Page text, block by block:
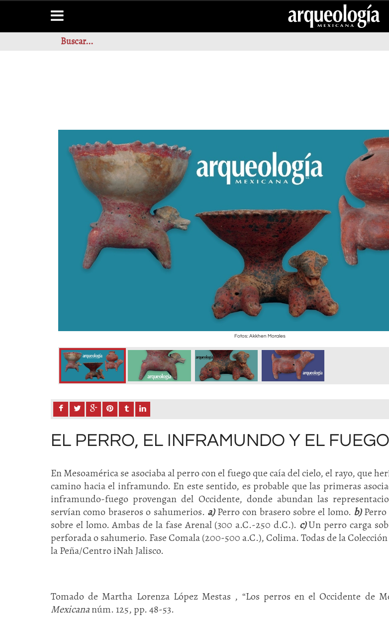
Fotos: Akkhen Morales
EL PERRO, EL INFRAMUNDO Y EL FUEGO
En Mesoamérica se asociaba al perro con el fuego que caía del cielo, el rayo, que
camino hacia el inframundo. En este sentido, es probable que las primeras
inframundo-fuego provengan del Occidente, donde abundan las
servían como braseros o sahumerios. a)Perro con brasero sobre el lomo. b)
sobre el lomo. Ambas de la fase Arenal (300 a.C.-250 d.C.). c)Un perro carga
perforada o sahumerio. Fase Comala (200-500 a.C.), Colima. Todas de la
la Peña/Centro iNah Jalisco.
Tomado de Martha Lorenza López Mestas , “Los perros en el Occidente de
Mexicananúm. 125, pp. 48-53.